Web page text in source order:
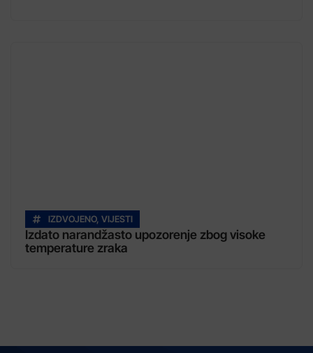
IZDVOJENO, VIJESTI
Izdato narandžasto upozorenje zbog visoke
temperature zraka